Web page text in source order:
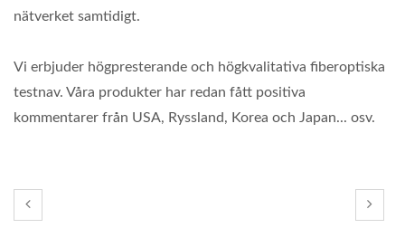
nätverket samtidigt.
Vi erbjuder högpresterande och högkvalitativa fiberoptiska
testnav. Våra produkter har redan fått positiva
kommentarer från USA, Ryssland, Korea och Japan... osv.